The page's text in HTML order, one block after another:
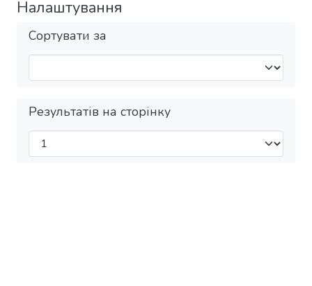
Налаштування
Сортувати за
Результатів на сторінку